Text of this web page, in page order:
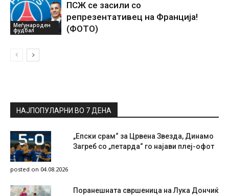
Меѓународен
фудбал
ПСЖ се засили со
репрезентативец на Франција!
(ФОТО)
НАЈПОПУЛАРНИ ВО 7 ДЕНА
„Епски срам“ за Црвена Звезда, Динамо
Загреб со „петарда“ го најави плеј-офот
posted on 04.08.2026
Поранешната свршеница на Лука Дончиќ